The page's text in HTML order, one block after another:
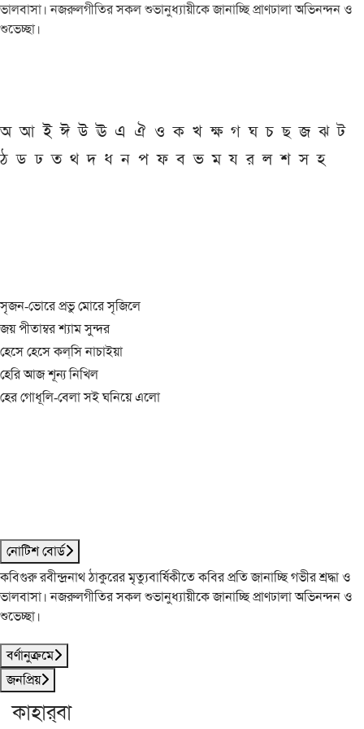
ভালবাসা। নজরুলগীতির সকল শুভানুধ্যায়ীকে জানাচ্ছি প্রাণঢালা অভিনন্দন ও
শুভেচ্ছা।
অ আ ই ঈ উ ঊ এ ঐ ও ক খ ক্ষ গ ঘ চ ছ জ ঝ ট
ঠ ড ঢ ত থ দ ধ ন প ফ ব ভ ম য র ল শ স হ
সৃজন-ভোরে প্রভু মোরে সৃজিলে
জয় পীতাম্বর শ্যাম সুন্দর
হেসে হেসে কল্‌সি নাচাইয়া
হেরি আজ শূন্য নিখিল
হের গোধূলি-বেলা সই ঘনিয়ে এলো
নোটিশ বোর্ড
কবিগুরু রবীন্দ্রনাথ ঠাকুরের মৃত্যুবার্ষিকীতে কবির প্রতি জানাচ্ছি গভীর শ্রদ্ধা ও
ভালবাসা। নজরুলগীতির সকল শুভানুধ্যায়ীকে জানাচ্ছি প্রাণঢালা অভিনন্দন ও
শুভেচ্ছা।
বর্ণানুক্রমে
জনপ্রিয়
কাহার্‌বা